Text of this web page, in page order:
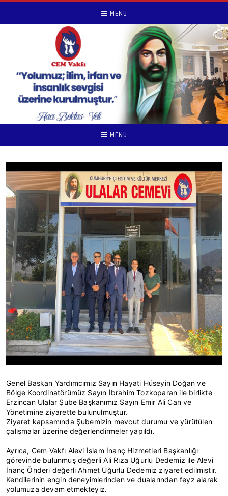
MENU
MENU
Genel Başkan Yardımcımız Sayın Hayati Hüseyin Doğan ve
Bölge Koordinatörümüz Sayın İbrahim Tozkoparan ile birlikte
Erzincan Ulalar Şube Başkanımız Sayın Emir Ali Can ve
Yönetimine ziyarette bulunulmuştur.
Ziyaret kapsamında Şubemizin mevcut durumu ve yürütülen
çalışmalar üzerine değerlendirmeler yapıldı.
Ayrıca, Cem Vakfı Alevi İslam İnanç Hizmetleri Başkanlığı
görevinde bulunmuş değerli Ali Rıza Uğurlu Dedemiz ile Alevi
İnanç Önderi değerli Ahmet Uğurlu Dedemiz ziyaret edilmiştir.
Kendilerinin engin deneyimlerinden ve dualarından feyz alarak
yolumuza devam etmekteyiz.